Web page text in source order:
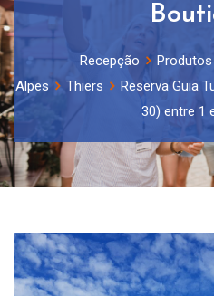
Recepção Produtos
Alpes
Thiers
Reserva Guia
30) entre 1